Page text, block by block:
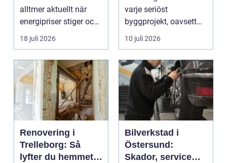
alltmer aktuellt när
energipriser stiger och
fler vill sän...
18 juli 2026
varje seriöst
byggprojekt, oavsett
om det handlar om en
10 juli 2026
Renovering i
Trelleborg: Så
lyfter du hemmet
Bilverkstad i
Östersund:
Skador, service